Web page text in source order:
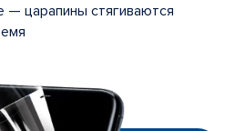
— царапины стягиваются